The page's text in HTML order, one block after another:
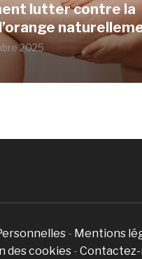
lutter contre la
2025
- Mentions
des cookies -